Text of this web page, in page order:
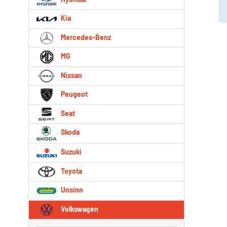
Kia
Mercedes-Benz
MG
Nissan
Peugeot
Seat
Skoda
Suzuki
Toyota
Unsinn
Volkswagen